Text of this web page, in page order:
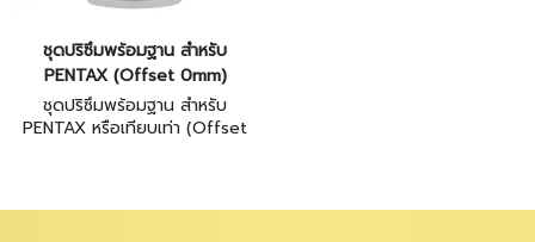
ชุดปริซึมพร้อมฐาน สำหรับ
PENTAX (Offset 0mm)
ชุดปริซึมพร้อมฐาน สำหรับ
PENTAX หรือเทียบเท่า (Offset